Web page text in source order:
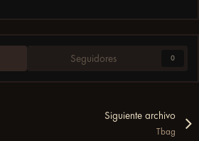
Seguidores 0
Siguiente archivo
Tbag